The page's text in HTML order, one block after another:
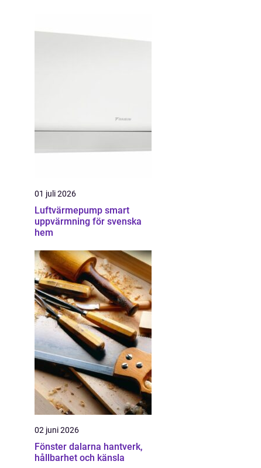
01 juli 2026
Luftvärmepump smart
uppvärmning för svenska
hem
02 juni 2026
Fönster dalarna hantverk,
hållbarhet och känsla